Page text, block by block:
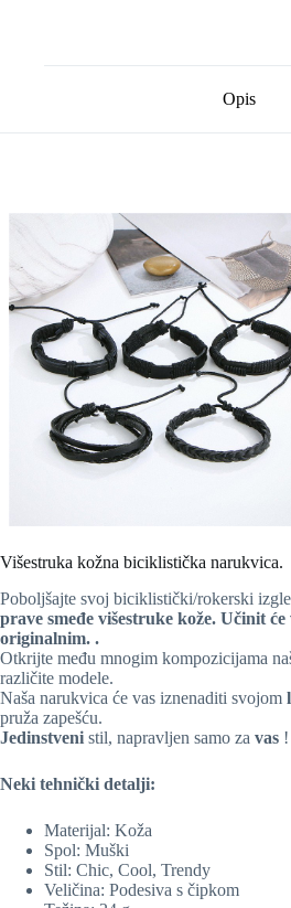
Opis
Višestruka kožna biciklistička narukvica.
Poboljšajte svoj biciklistički/rokerski
prave smeđe višestruke kože. Učinit
originalnim. .
Otkrijte među mnogim kompozicijama
različite modele.
Naša narukvica će vas iznenaditi svojom
pruža zapešću.
Jedinstveni stil, napravljen samo za vas !
Neki tehnički detalji:
Materijal: Koža
Spol: Muški
Stil: Chic, Cool, Trendy
Veličina: Podesiva s čipkom